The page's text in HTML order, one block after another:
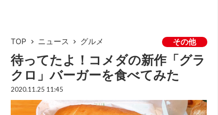
TOP ニュース グルメ その他
待ってたよ！コメダの新作「グラ
クロ」バーガーを食べてみた
2020.11.25 11:45